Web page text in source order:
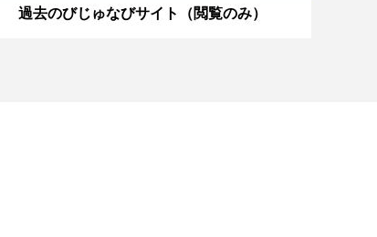
過去のびじゅなびサイト（閲覧のみ）